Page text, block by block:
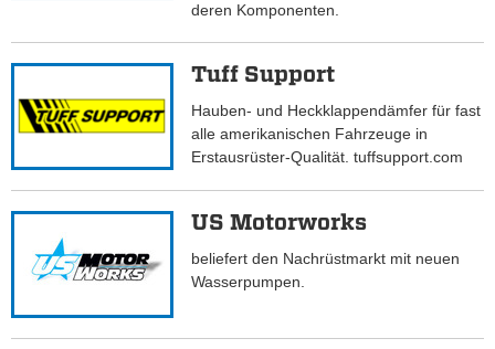
deren Komponenten.
Tuff Support
Hauben- und Heckklappendämfer für fast
alle amerikanischen Fahrzeuge in
Erstausrüster-Qualität. tuffsupport.com
US Motorworks
beliefert den Nachrüstmarkt mit neuen
Wasserpumpen.